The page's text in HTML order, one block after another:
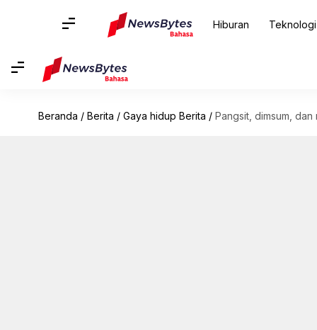
Hiburan Teknologi
Beranda / Berita / Gaya hidup Berita / Pangsit, dimsum,